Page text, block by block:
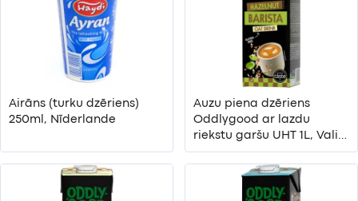
Airāns (turku dzēriens)
250ml, Nīderlande
Auzu piena dzēriens
Oddlygood ar lazdu
riekstu garšu UHT 1L, Valio,
Somija